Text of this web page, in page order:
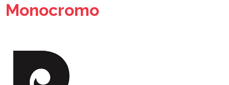
Monocromo